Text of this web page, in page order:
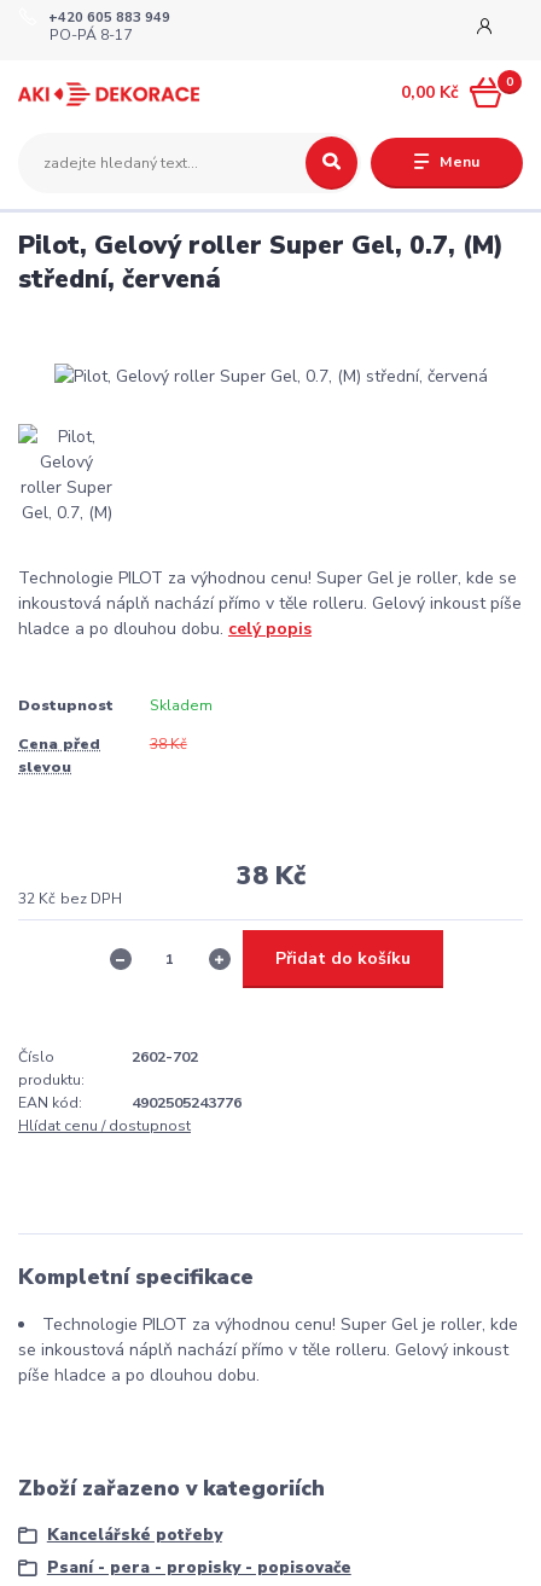
Menu
+420 605 883 949
PO-PÁ 8-17
0
0,00 Kč
Pilot, Gelový roller Super Gel, 0.7, (M)
střední, červená
Technologie PILOT za výhodnou cenu! Super Gel je roller, kde se
inkoustová náplň nachází přímo v těle rolleru. Gelový inkoust píše
hladce a po dlouhou dobu. celý popis
Dostupnost Skladem
Cena před
slevou
38 Kč
38 Kč
32 Kč bez DPH
Přidat do košíku
Číslo
produktu:
2602-702
EAN kód:
4902505243776
Hlídat cenu / dostupnost
Kompletní specifikace
Technologie PILOT za výhodnou cenu! Super Gel je roller, kde
se inkoustová náplň nachází přímo v těle rolleru. Gelový inkoust
píše hladce a po dlouhou dobu.
Zboží zařazeno v kategoriích
Kancelářské potřeby
Psaní - pera - propisky - popisovače